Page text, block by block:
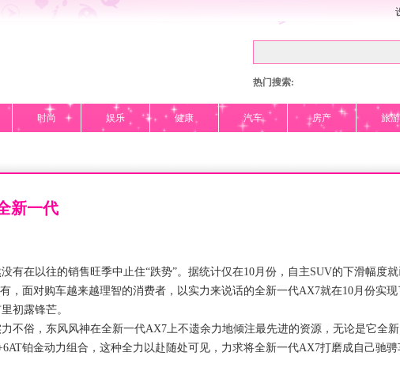
热门搜索:
时尚 娱乐 健康 汽车 房产 旅游
新一代
在以往的销售旺季中止住“跌势”。据统计仅在10月份，自主SUV的下滑幅度就
，面对购车越来越理智的消费者，以实力来说话的全新一代AX7就在10月份实现
初露锋芒。
俗，东风风神在全新一代AX7上不遗余力地倾注最先进的资源，无论是它全新
铂金动力组合，这种全力以赴随处可见，力求将全新一代AX7打磨成自己驰骋